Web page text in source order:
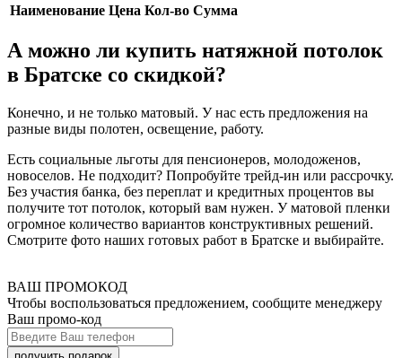
Наименование Цена Кол-во Сумма
А можно ли купить натяжной потолок
в Братске со скидкой?
Конечно, и не только матовый. У нас есть предложения на
разные виды полотен, освещение, работу.
Есть социальные льготы для пенсионеров, молодоженов,
новоселов. Не подходит? Попробуйте трейд-ин или рассрочку.
Без участия банка, без переплат и кредитных процентов вы
получите тот потолок, который вам нужен. У матовой пленки
огромное количество вариантов конструктивных решений.
Смотрите фото наших готовых работ в Братске и выбирайте.
ВАШ ПРОМОКОД
Чтобы воспользоваться предложением, сообщите менеджеру
Ваш промо-код